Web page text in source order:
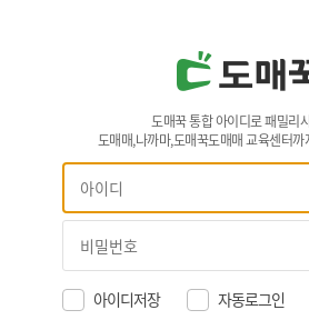
도매꾹 통합 아이디로 패밀리
도매매,나까마,도매꾹도매매 교육센터
아이디저장 자동로그인